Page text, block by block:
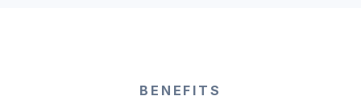
BENEFITS